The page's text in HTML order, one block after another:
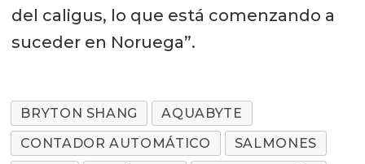
del caligus, lo que está comenzando a
suceder en Noruega”.
BRYTON SHANG
AQUABYTE
CONTADOR AUTOMÁTICO
SALMONES